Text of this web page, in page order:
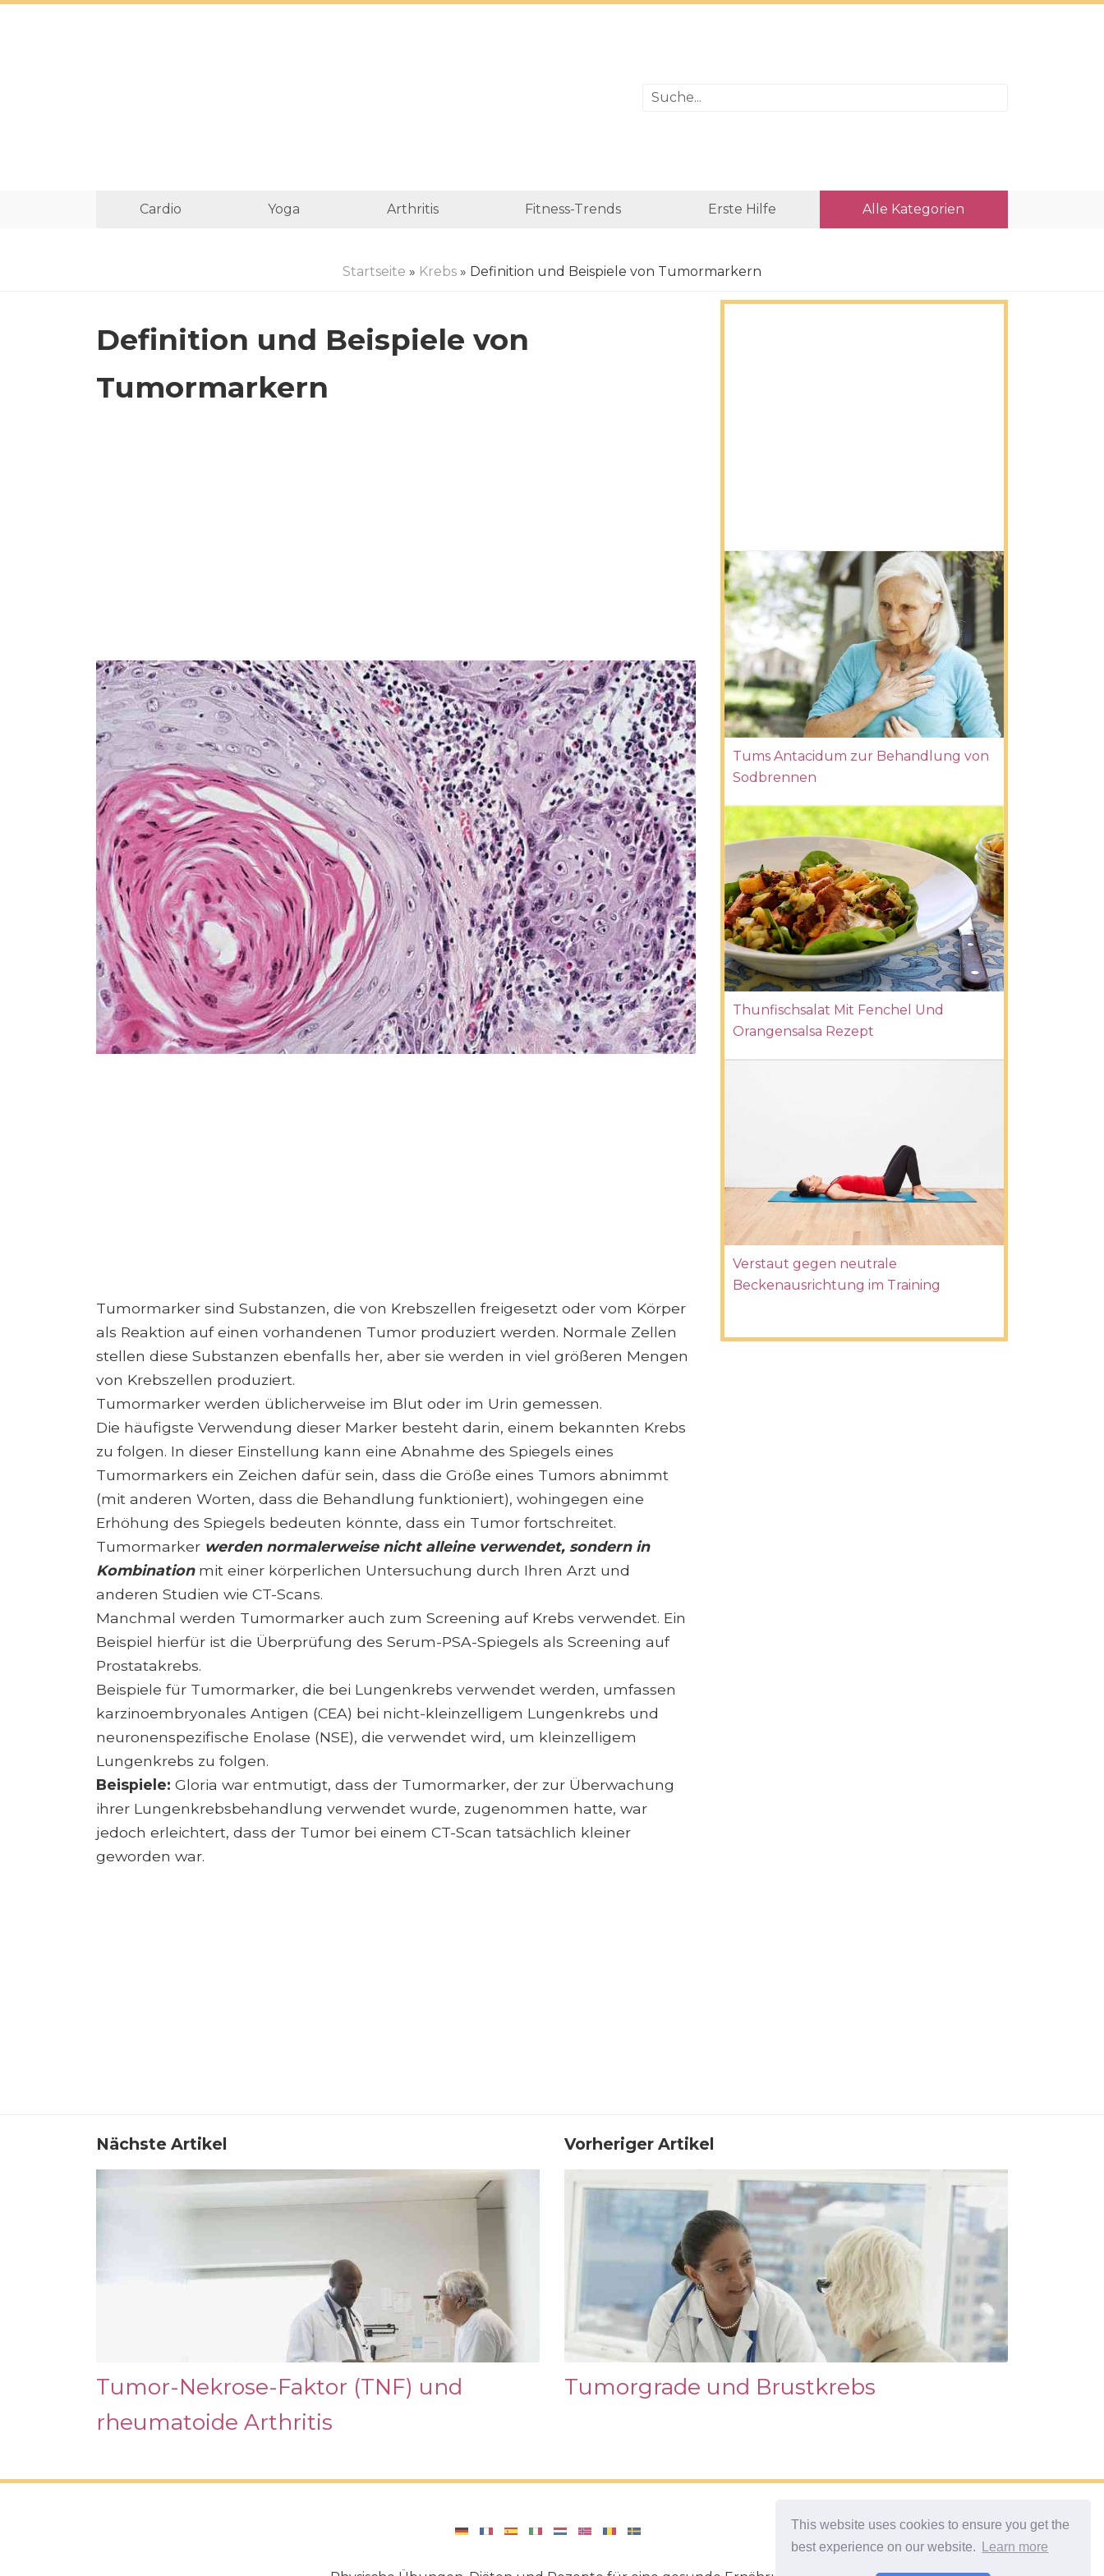
This website uses cookies to ensure you get the
best experience on our website.
Learn more
Cardio Yoga Arthritis Fitness-Trends Erste Hilfe Alle Kategorien
Startseite » Krebs » Definition und Beispiele von Tumormarkern
Definition und Beispiele von
Tumormarkern
Tumormarker sind Substanzen, die von Krebszellen freigesetzt oder vom Körper
als Reaktion auf einen vorhandenen Tumor produziert werden. Normale Zellen
stellen diese Substanzen ebenfalls her, aber sie werden in viel größeren Mengen
von Krebszellen produziert.
Tumormarker werden üblicherweise im Blut oder im Urin gemessen.
Die häufigste Verwendung dieser Marker besteht darin, einem bekannten Krebs
zu folgen. In dieser Einstellung kann eine Abnahme des Spiegels eines
Tumormarkers ein Zeichen dafür sein, dass die Größe eines Tumors abnimmt
(mit anderen Worten, dass die Behandlung funktioniert), wohingegen eine
Erhöhung des Spiegels bedeuten könnte, dass ein Tumor fortschreitet.
Tumormarker werden normalerweise nicht alleine verwendet, sondern in
Kombinationmit einer körperlichen Untersuchung durch Ihren Arzt und
anderen Studien wie CT-Scans.
Manchmal werden Tumormarker auch zum Screening auf Krebs verwendet. Ein
Beispiel hierfür ist die Überprüfung des Serum-PSA-Spiegels als Screening auf
Prostatakrebs.
Beispiele für Tumormarker, die bei Lungenkrebs verwendet werden, umfassen
karzinoembryonales Antigen (CEA) bei nicht-kleinzelligem Lungenkrebs und
neuronenspezifische Enolase (NSE), die verwendet wird, um kleinzelligem
Lungenkrebs zu folgen.
Beispiele: Gloria war entmutigt, dass der Tumormarker, der zur Überwachung
ihrer Lungenkrebsbehandlung verwendet wurde, zugenommen hatte, war
jedoch erleichtert, dass der Tumor bei einem CT-Scan tatsächlich kleiner
geworden war.
Tums Antacidum zur Behandlung von
Sodbrennen
Thunfischsalat Mit Fenchel Und
Orangensalsa Rezept
Verstaut gegen neutrale
Beckenausrichtung im Training
Nächste Artikel
Tumor-Nekrose-Faktor (TNF) und
rheumatoide Arthritis
Vorheriger Artikel
Tumorgrade und Brustkrebs